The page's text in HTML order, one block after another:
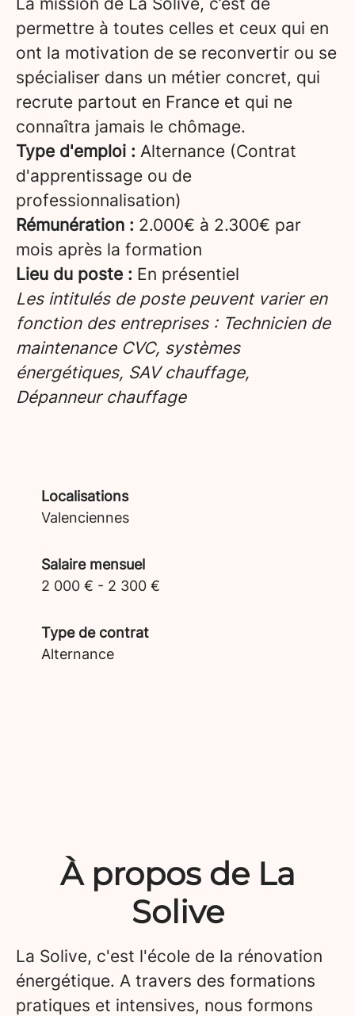
permettre à toutes celles et ceux qui en
ont la motivation de se reconvertir ou se
spécialiser dans un métier concret, qui
recrute partout en France et qui ne
connaîtra jamais le chômage.
Type d'emploi : Alternance (Contrat
d'apprentissage ou de
professionnalisation)
Rémunération : 2.000€ à 2.300€ par
mois après la formation
Lieu du poste : En présentiel
Les intitulés de poste peuvent varier en
fonction des entreprises : Technicien de
maintenance CVC, systèmes
énergétiques, SAV chauffage,
Dépanneur chauffage
Localisations
Valenciennes
Salaire mensuel
2 000 € - 2 300 €
Type de contrat
Alternance
À propos de La
Solive
La Solive, c'est l'école de la rénovation
énergétique. A travers des formations
pratiques et intensives, nous formons